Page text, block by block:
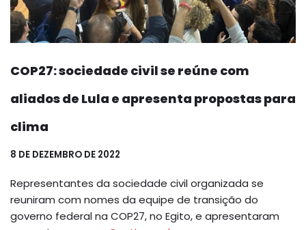
COP27: sociedade civil se reúne com
aliados de Lula e apresenta propostas para
clima
8 DE DEZEMBRO DE 2022
Representantes da sociedade civil organizada se
reuniram com nomes da equipe de transição do
governo federal na COP27, no Egito, e apresentaram